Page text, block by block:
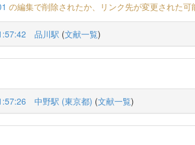
の編集で削除されたか、リンク先が変更された可
品川駅 (文献一覧)
中野駅 (東京都) (文献一覧)